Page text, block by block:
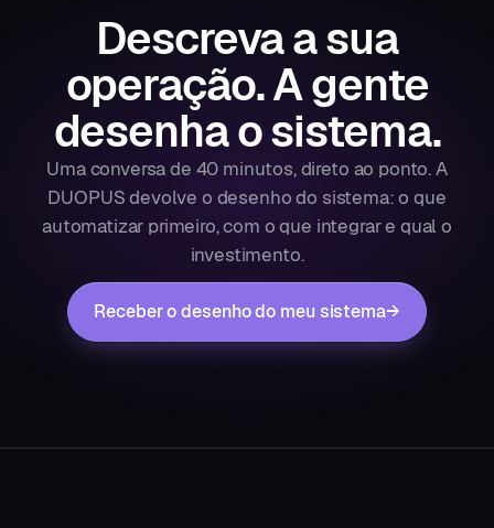
Descreva a sua
operação.A gente
desenha o sistema.
Uma conversa de 40 minutos, direto ao ponto. A
DUOPUS devolve o desenho do sistema: o que
automatizar primeiro, com o que integrar e qual o
investimento.
Receber o desenho do meu sistema→